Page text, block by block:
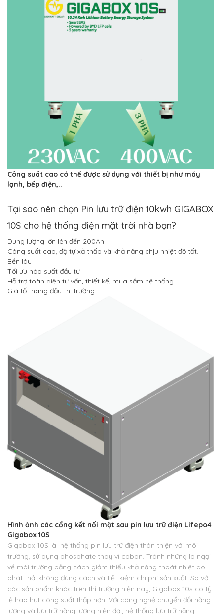
Công suất cao có thể được sử dụng với thiết bị như máy
lạnh, bếp điện,..
Tại sao nên chọn Pin lưu trữ điện 10kwh GIGABOX
10S cho hệ thống điện mặt trời nhà bạn?
Dung lượng lớn lên đến 200Ah
Công suất cao, độ tự xả thấp và khả năng chịu nhiệt độ tốt.
Bền lâu
Tối ưu hóa suất đầu tư
Hỗ trợ toàn diện tư vấn, thiết kế, mua sắm hệ thống
Giá tốt hàng đầu thị trường
Hình ảnh các cổng kết nối mặt sau pin lưu trữ điện Lifepo4
Gigabox 10S
Gigabox 10S là hệ thống pin lưu trữ điện thân thiện với môi
trường, sử dụng phosphate thay vì coban. Tránh những lo ngại
về môi trường bằng cách giảm thiểu khả năng thoát nhiệt do
phát thải không đúng cách và tiết kiệm chi phí sản xuất. So với
các sản phẩm khác trên thị trường hiện nay, Gigabox 10s có tỷ
lệ hao hụt công suất thấp hơn. Với công nghệ chuyển đổi năng
lượng và lưu trữ năng lượng hiện đại, hệ thống lưu trữ năng